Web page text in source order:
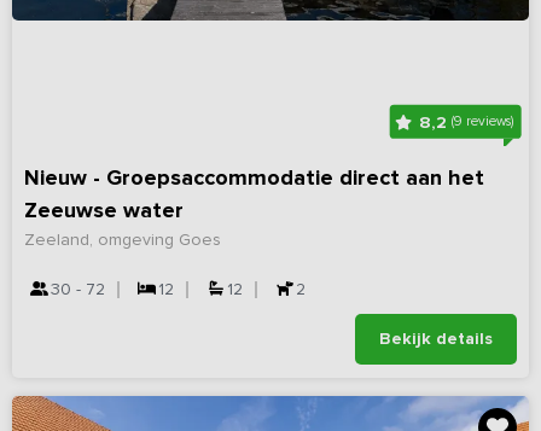
8,2(9 reviews)
Nieuw - Groepsaccommodatie direct aan het
Zeeuwse water
Zeeland, omgeving Goes
30 - 72 12 12 2
Bekijk details